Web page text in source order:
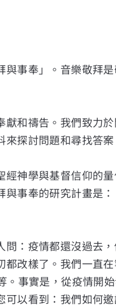
事奉」。音樂敬拜
和禱告。我們致力
探討問題和尋找答案
神學與基督信仰的
事奉的研究計畫是
：疫情都還沒過去
都改樣了。我們一直
事實是，從疫情開
以看到：我們如何